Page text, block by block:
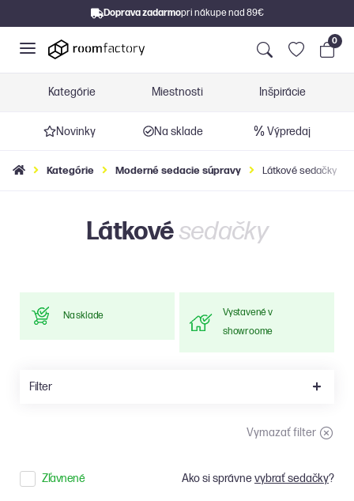
Doprava zadarmopri nákupe nad 89€
0
Kategórie Miestnosti Inšpirácie
Novinky Na sklade Výpredaj
Kategórie Moderné sedacie súpravy Látkové sedačky
Látkovésedačky
Na sklade
Vystavené v
showroome
Filter
Vymazať filter
Zľavnené Ako si správnevybrať sedačky?